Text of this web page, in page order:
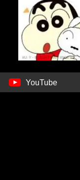
YouTube